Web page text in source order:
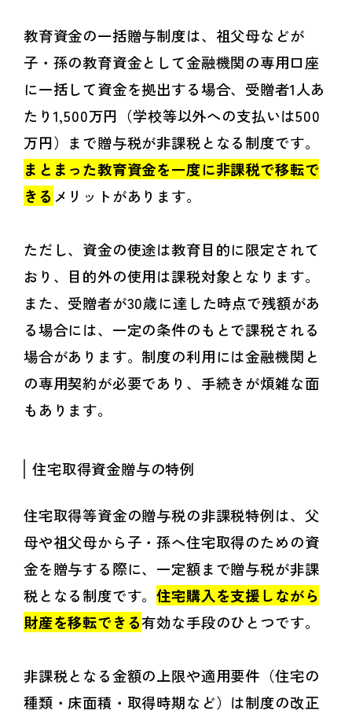
教育資金の一括贈与制度は、祖父母などが
子・孫の教育資金として金融機関の専用口座
に一括して資金を拠出する場合、受贈者1人あ
たり1,500万円（学校等以外への支払いは500
万円）まで贈与税が非課税となる制度です。
まとまった教育資金を一度に非課税で移転で
きる メリットがあります。
ただし、資金の使途は教育目的に限定されて
おり、目的外の使用は課税対象となります。
また、受贈者が30歳に達した時点で残額があ
る場合には、一定の条件のもとで課税される
場合があります。制度の利用には金融機関と
の専用契約が必要であり、手続きが煩雑な面
もあります。
住宅取得資金贈与の特例
住宅取得等資金の贈与税の非課税特例は、父
母や祖父母から子・孫へ住宅取得のための資
金を贈与する際に、一定額まで贈与税が非課
税となる制度です。住宅購入を支援しながら
財産を移転できる有効な手段のひとつです。
非課税となる金額の上限や適用要件（住宅の
種類・床面積・取得時期など）は制度の改正